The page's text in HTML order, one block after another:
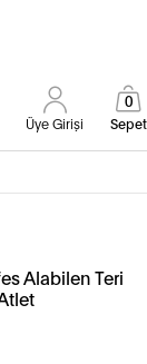
Üye Girişi Sepet
0
Alabilen Teri